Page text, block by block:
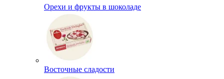
Орехи и фрукты в шоколаде
Восточные сладости